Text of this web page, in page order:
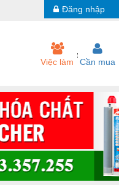
Đăng nhập
Việc làm Cần mua